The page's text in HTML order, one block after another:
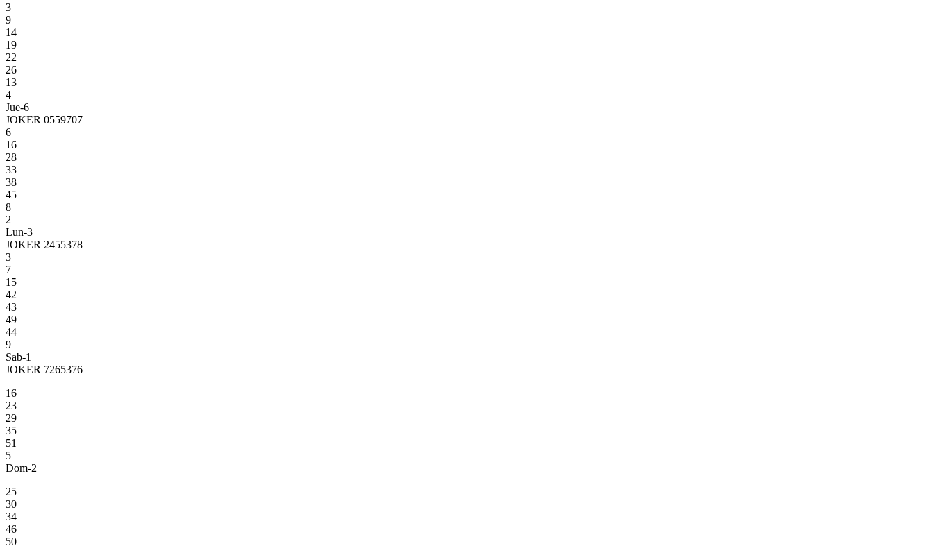
3
9
14
19
22
26
13
4
Jue-6
JOKER 0559707
6
16
28
33
38
45
8
2
Lun-3
JOKER 2455378
3
7
15
42
43
49
44
9
Sab-1
JOKER 7265376
16
23
29
35
51
5
Dom-2
25
30
34
46
50